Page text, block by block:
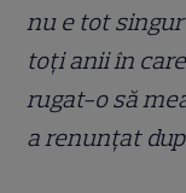
nu e tot singur
toți anii în
rugat-o să
a renunțat